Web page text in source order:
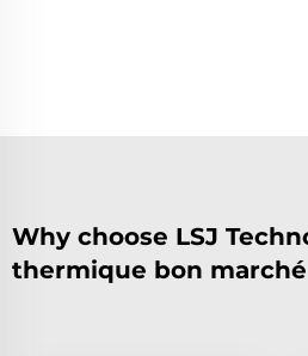
Why choose LSJ
thermique bon